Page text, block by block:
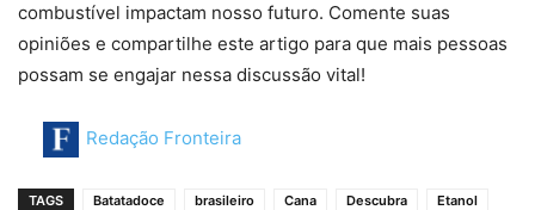
combustível impactam nosso futuro. Comente suas
opiniões e compartilhe este artigo para que mais pessoas
possam se engajar nessa discussão vital!
Redação Fronteira
TAGS Batatadoce brasileiro Cana Descubra
Etanol